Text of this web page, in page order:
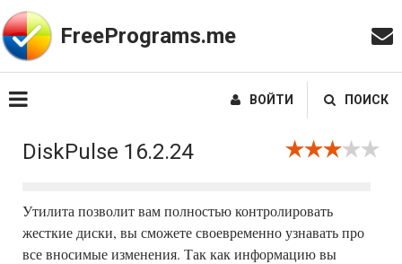
FreePrograms.me
ВОЙТИ ПОИСК
DiskPulse 16.2.24
Утилита позволит вам полностью контролировать
жесткие диски, вы сможете своевременно узнавать про
все вносимые изменения. Так как информацию вы